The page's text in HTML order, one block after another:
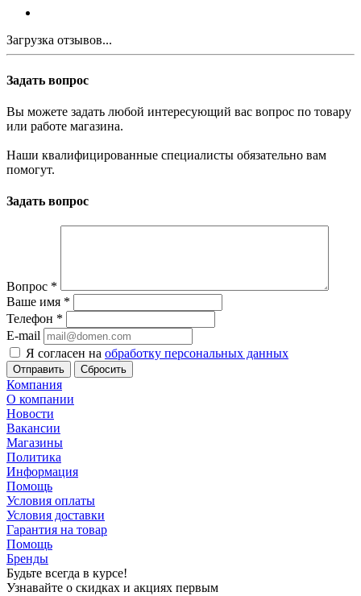
Загрузка отзывов...
Задать вопрос
Вы можете задать любой интересующий вас вопрос по товару
или работе магазина.
Наши квалифицированные специалисты обязательно вам
помогут.
Задать вопрос
Вопрос *
Ваше имя *
Телефон *
E-mail
Я согласен на обработку персональных данных
Сбросить
Компания
О компании
Новости
Вакансии
Магазины
Политика
Информация
Помощь
Условия оплаты
Условия доставки
Гарантия на товар
Помощь
Бренды
Будьте всегда в курсе!
Узнавайте о скидках и акциях первым